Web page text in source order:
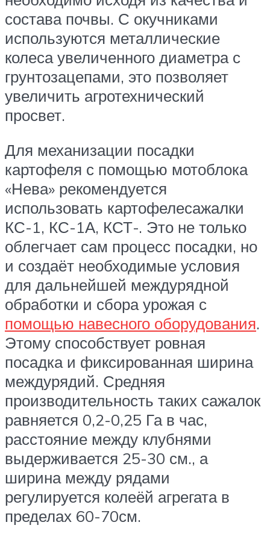
состава почвы. С окучниками
используются металлические
колеса увеличенного диаметра с
грунтозацепами, это позволяет
увеличить агротехнический
просвет.
Для механизации посадки
картофеля с помощью мотоблока
«Нева» рекомендуется
использовать картофелесажалки
КС-1, КС-1А, КСТ-. Это не только
облегчает сам процесс посадки, но
и создаёт необходимые условия
для дальнейшей междурядной
обработки и сбора урожая с
помощью навесного оборудования.
Этому способствует ровная
посадка и фиксированная ширина
междурядий. Средняя
производительность таких сажалок
равняется 0,2-0,25 Га в час,
расстояние между клубнями
выдерживается 25-30 см., а
ширина между рядами
регулируется колеёй агрегата в
пределах 60-70см.